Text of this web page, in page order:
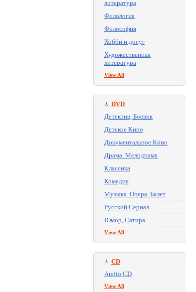
литература
Филология
Философия
Хобби и досуг
Художественная
литература
View All
DVD
Детектив, Боевик
Детское Кино
Документальное Кино
Драма. Мелодрама
Классика
Комедия
Музыка. Опера. Балет
Русский Сериал
Юмор, Сатира
View All
CD
Audio CD
View All